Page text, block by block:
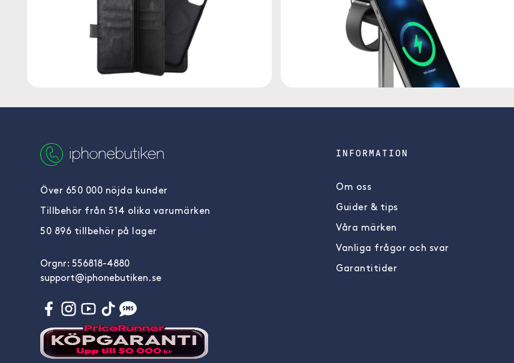
Över 650 000 nöjda kunder
Tillbehör från 514 olika varumärken
50 896 tillbehör på lager
Orgnr: 556818-4880
support@iphonebutiken.se
INFORMATION
Om oss
Guider & tips
Våra märken
Vanliga frågor och svar
Garantitider